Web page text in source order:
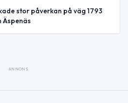
stor påverkan på väg 1793
Äspenäs
ANNONS